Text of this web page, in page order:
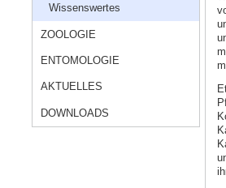
Wissenswertes
ZOOLOGIE
ENTOMOLOGIE
AKTUELLES
DOWNLOADS